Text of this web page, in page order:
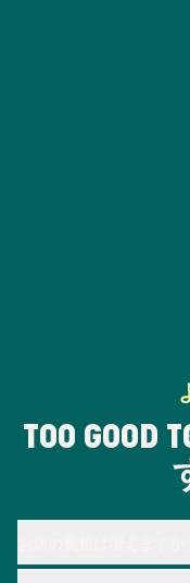
TOO GOOD